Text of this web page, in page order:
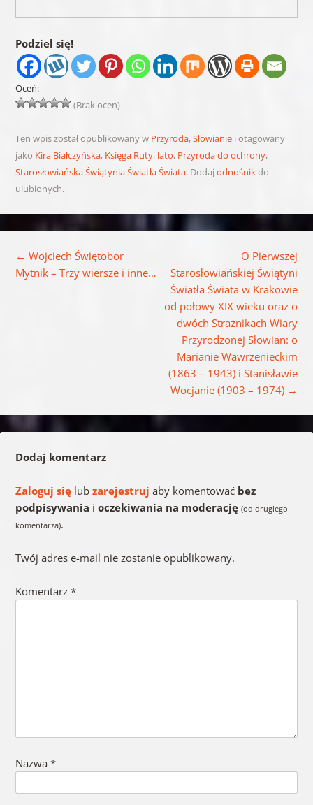
Podziel się!
Oceń:
(Brak ocen)
Ten wpis został opublikowany w Przyroda,Słowianiei otagowany
jako Kira Białczyńska, Księga Ruty, lato, Przyroda do ochrony,
Starosłowiańska Świątynia Światła Świata. Dodaj odnośnikdo
ulubionych.
← Wojciech Świętobor
Mytnik – Trzy wiersze i inne…
O Pierwszej
Starosłowiańskiej Świątyni
Światła Świata w Krakowie
od połowy XIX wieku oraz o
dwóch Strażnikach Wiary
Przyrodzonej Słowian: o
Marianie Wawrzenieckim
(1863 – 1943) i Stanisławie
Wocjanie (1903 – 1974) →
Dodaj komentarz
Zaloguj sięlub zarejestruj aby komentować bez
podpisywania i oczekiwania na moderację (od drugiego
komentarza).
Twój adres e-mail nie zostanie opublikowany.
Komentarz *
Nazwa *